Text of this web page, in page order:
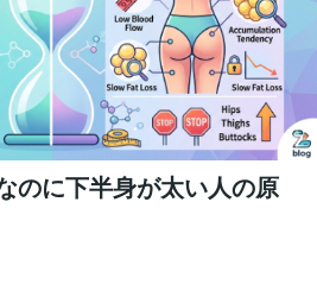
のに下半身が太い人の原